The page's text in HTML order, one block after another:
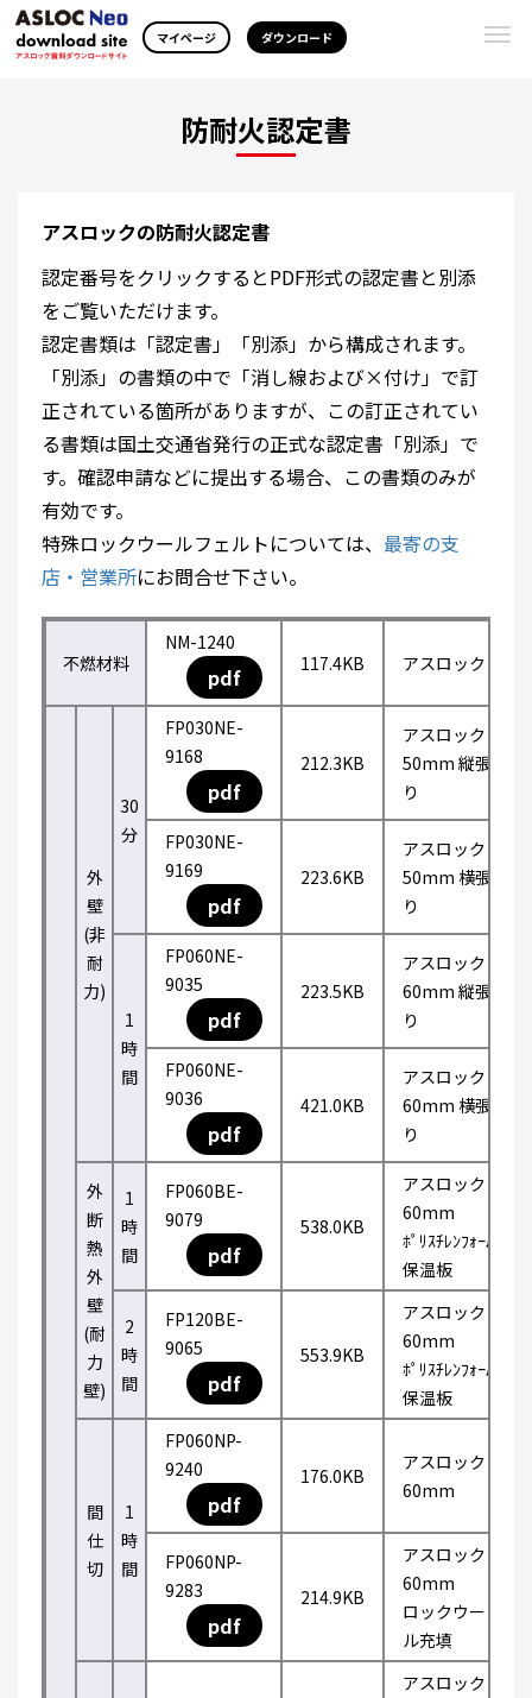
マイページ ダウンロード
防耐火認定書
アスロックの防耐火認定書
認定番号をクリックするとPDF形式の認定書と別添
をご覧いただけます。
認定書類は「認定書」「別添」から構成されます。
「別添」の書類の中で「消し線および×付け」で訂
正されている箇所がありますが、この訂正されてい
る書類は国土交通省発行の正式な認定書「別添」で
す。確認申請などに提出する場合、この書類のみが
有効です。
特殊ロックウールフェルトについては、 最寄の支
店・営業所にお問合せ下さい。
不燃材料
NM-1240
pdf 117.4KB アスロック
外
壁
(非
耐
力)
30
分
FP030NE-
9168
pdf
212.3KB
アスロック
50mm 縦張
り
FP030NE-
9169
pdf
223.6KB
アスロック
50mm 横張
り
1
時
間
FP060NE-
9035
pdf
223.5KB
アスロック
60mm 縦張
り
FP060NE-
9036
pdf
421.0KB
アスロック
60mm 横張
り
外
断
熱
外
壁
(耐
力
壁)
1
時
間
FP060BE-
9079
pdf
538.0KB
アスロック
60mm
ﾎﾟﾘｽﾁﾚﾝﾌｫｰﾑ
保温板
2
時
間
FP120BE-
9065
pdf
553.9KB
アスロック
60mm
ﾎﾟﾘｽﾁﾚﾝﾌｫｰﾑ
保温板
間
仕
切
1
時
間
FP060NP-
9240
pdf
176.0KB
アスロック
60mm
FP060NP-
9283
pdf
214.9KB
アスロック
60mm
ロックウー
ル充填
アスロック